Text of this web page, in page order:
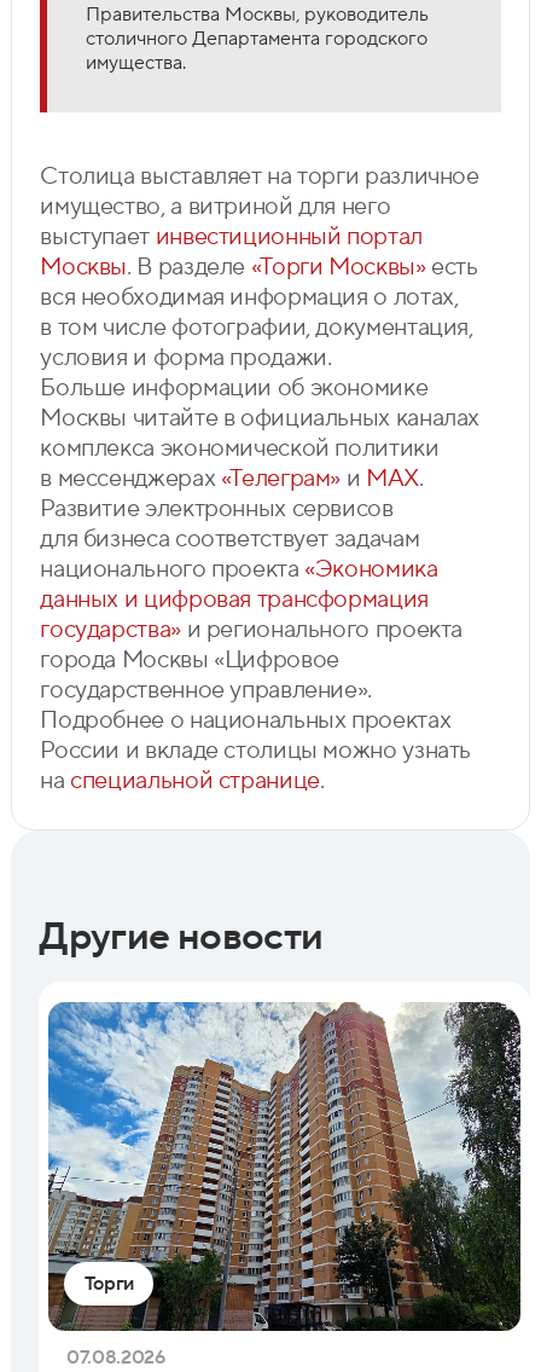
Правительства Москвы, руководитель
столичного Департамента городского
имущества.
Столица выставляет на торги различное
имущество, а витриной для него
выступает инвестиционный портал
Москвы. В разделе «Торги Москвы»есть
вся необходимая информация о лотах,
в том числе фотографии, документация,
условия и форма продажи.
Больше информации об экономике
Москвы читайте в официальных каналах
комплекса экономической политики
в мессенджерах «Телеграм» и MAX.
Развитие электронных сервисов
для бизнеса соответствует задачам
национального проекта «Экономика
данных и цифровая трансформация
государства»и регионального проекта
города Москвы «Цифровое
государственное управление».
Подробнее о национальных проектах
России и вкладе столицы можно узнать
на специальной странице.
Другие новости
Торги
07.08.2026